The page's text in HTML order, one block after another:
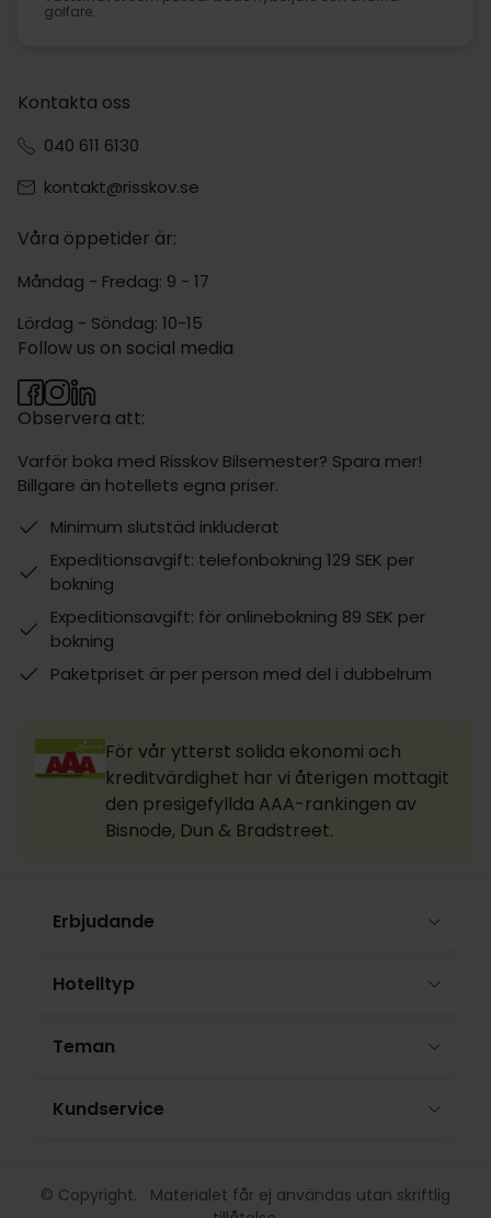
golfare.
Kontakta oss
040 611 6130
kontakt@risskov.se
Våra öppetider är:
Måndag - Fredag: 9 - 17
Lördag - Söndag: 10-15
Observera att:
Varför boka med Risskov Bilsemester? Spara mer!
Billgare än hotellets egna priser.
Minimum slutstäd inkluderat
Expeditionsavgift: telefonbokning 129 SEK per
bokning
Expeditionsavgift: för onlinebokning 89 SEK per
bokning
Paketpriset är per person med del i dubbelrum
Follow us on social media
För vår ytterst solida ekonomi och
kreditvärdighet har vi återigen mottagit
den presigefyllda AAA-rankingen av
Bisnode, Dun & Bradstreet.
Erbjudande
Hotelltyp
Teman
Kundservice
© Copyright. Materialet får ej användas utan skriftlig